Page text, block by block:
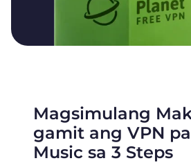
Magsimulang
gamit ang VPN
Music sa 3 Steps